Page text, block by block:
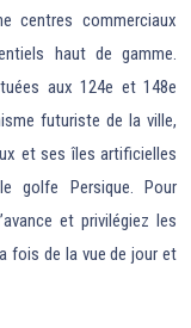
centres commerciaux
haut de gamme.
aux 124e et 148e
futuriste de la ville,
et ses îles artificielles
golfe Persique. Pour
et privilégiez les
fois de la vue de jour et